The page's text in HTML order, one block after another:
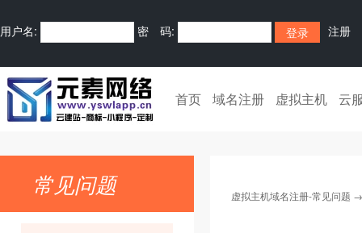
用户名: 密 码: 注册
首页 域名注册 虚拟主机 云
常见问题 虚拟主机域名注册-常见问题